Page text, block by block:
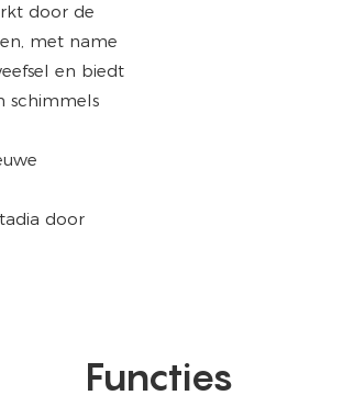
door de
met name
en biedt
schimmels
door
Functies